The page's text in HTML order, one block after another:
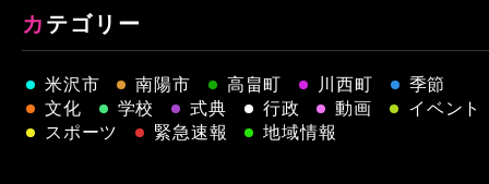
カテゴリー
米沢市 南陽市 高畠町 川西町
季節
文化
学校 式典 行政 動画
イベント
スポーツ
緊急速報 地域情報